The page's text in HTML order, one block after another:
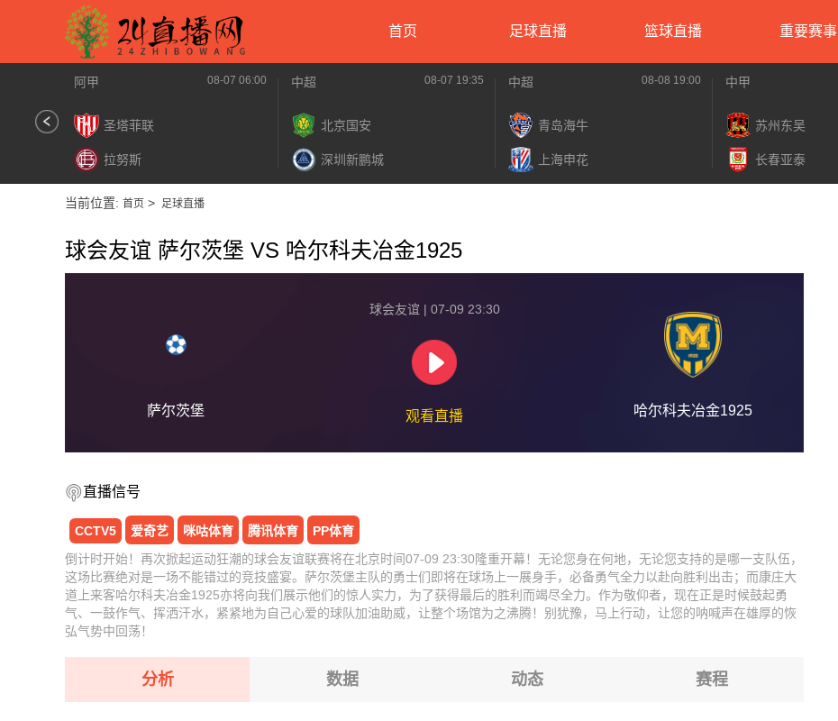
首页 足球直播 篮球直播 重要赛事
阿甲 08-07 06:00
圣塔菲联
拉努斯
中超 08-07 19:35
北京国安
深圳新鹏城
中超 08-08 19:00
青岛海牛
上海申花
中甲
苏州东吴
长春亚泰
当前位置: 首页 > 足球直播
球会友谊 萨尔茨堡 VS 哈尔科夫冶金1925
萨尔茨堡
球会友谊 | 07-09 23:30
观看直播 哈尔科夫冶金1925
直播信号
CCTV5 爱奇艺 咪咕体育 腾讯体育
PP体育
倒计时开始！再次掀起运动狂潮的球会友谊联赛将在北京时间07-09 23:30隆重开幕！无论您身在何地，无论您支持的是哪一支队伍，
这场比赛绝对是一场不能错过的竞技盛宴。萨尔茨堡主队的勇士们即将在球场上一展身手，必备勇气全力以赴向胜利出击；而康庄大
道上来客哈尔科夫冶金1925亦将向我们展示他们的惊人实力，为了获得最后的胜利而竭尽全力。作为敬仰者，现在正是时候鼓起勇
气、一鼓作气、挥洒汗水，紧紧地为自己心爱的球队加油助威，让整个场馆为之沸腾！别犹豫，马上行动，让您的呐喊声在雄厚的恢
弘气势中回荡！
分析 数据 动态 赛程